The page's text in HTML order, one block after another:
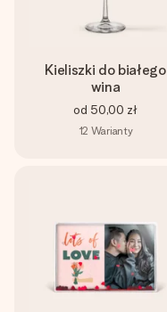
Kieliszki do białego
wina
od 50,00 zł
12 Warianty